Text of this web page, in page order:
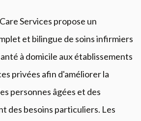
Services propose un
et bilingue de soins infirmiers
à domicile aux établissements
privées afin d'améliorer la
personnes âgées et des
des besoins particuliers. Les